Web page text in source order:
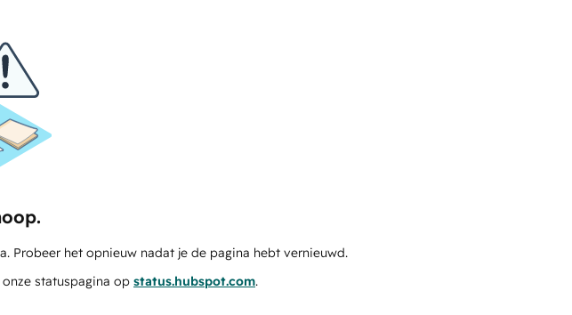
Probeer het opnieuw nadat je de pagina hebt vernieuwd.
statuspagina op status.hubspot.com.